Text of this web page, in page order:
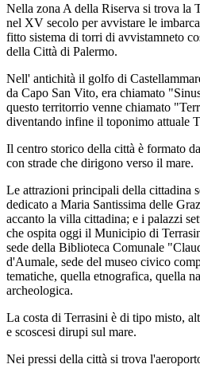
Nella zona A della Riserva si trova la
nel XV secolo per avvistare le
fitto sistema di torri di avvistamneto
della Città di Palermo.
Nell' antichità il golfo di
da Capo San Vito, era chiamato
questo territorrio venne chiamato
diventando infine il toponimo attuale
Il centro storico della città è formato
con strade che dirigono verso il mare.
Le attrazioni principali della cittadina
dedicato a Maria Santissima delle
accanto la villa cittadina; e i palazzi
che ospita oggi il Municipio di
sede della Biblioteca Comunale
d'Aumale, sede del museo civico
tematiche, quella etnografica, quella
archeologica.
La costa di Terrasini è di tipo misto,
e scoscesi dirupi sul mare.
Nei pressi della città si trova